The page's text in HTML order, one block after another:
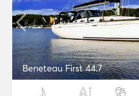
Beneteau First 44.7